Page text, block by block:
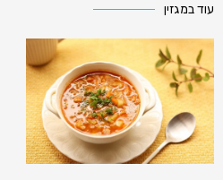
עוד במגזין